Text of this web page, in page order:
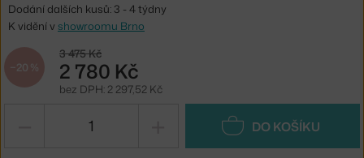
Dodání dalších kusů: 3 - 4 týdny
K vidění v showroomu Brno
−20 %
3 475 Kč
2 780 Kč
bez DPH: 2 297,52 Kč
DO KOŠÍKU